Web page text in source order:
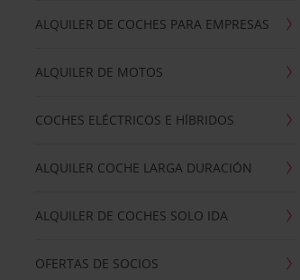
ALQUILER DE COCHES PARA EMPRESAS
ALQUILER DE MOTOS
COCHES ELÉCTRICOS E HÍBRIDOS
ALQUILER COCHE LARGA DURACIÓN
ALQUILER DE COCHES SOLO IDA
OFERTAS DE SOCIOS